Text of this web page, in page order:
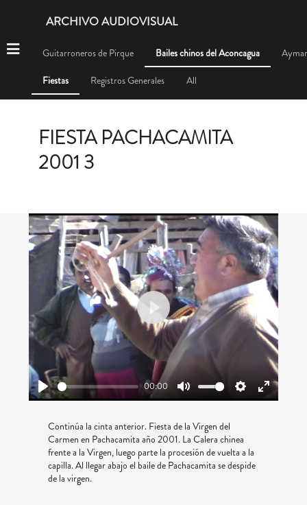
ARCHIVO AUDIOVISUAL
Guitarroneros de Pirque Bailes chinos del Aconcagua
Fiestas
Registros Generales All
FIESTA PACHACAMITA
2001 3
Play
00:00
Mute SettingsEnter
Play
Continúa la cinta anterior. Fiesta de la Virgen del
Carmen en Pachacamita año 2001. La Calera chinea
frente a la Virgen, luego parte la procesión de vuelta a la
capilla. Al llegar abajo el baile de Pachacamita se despide
de la virgen.